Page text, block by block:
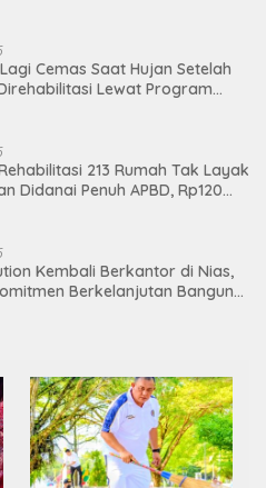
Cemas Saat Hujan Setelah
Lewat Program
213 Rumah Tak Layak
Didanai Penuh APBD, Rp120
Kembali Berkantor di Nias,
Berkelanjutan Bangun